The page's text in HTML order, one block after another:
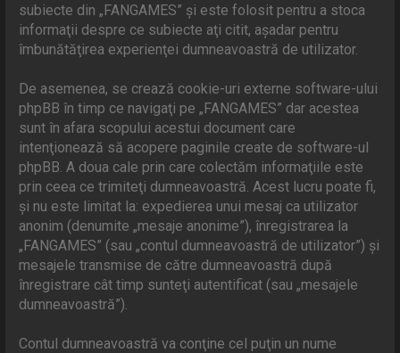
subiecte din „FANGAMES” şi este folosit pentru a stoca
informaţii despre ce subiecte aţi citit, aşadar pentru
îmbunătăţirea experienţei dumneavoastră de utilizator.
De asemenea, se crează cookie-uri externe software-ului
phpBB în timp ce navigaţi pe „FANGAMES” dar acestea
sunt în afara scopului acestui document care
intenţionează să acopere paginile create de software-ul
phpBB. A doua cale prin care colectăm informaţiile este
prin ceea ce trimiteţi dumneavoastră. Acest lucru poate fi,
şi nu este limitat la: expedierea unui mesaj ca utilizator
anonim (denumite „mesaje anonime”), înregistrarea la
„FANGAMES” (sau „contul dumneavoastră de utilizator”) şi
mesajele transmise de către dumneavoastră după
înregistrare cât timp sunteţi autentificat (sau „mesajele
dumneavoastră”).
Contul dumneavoastră va conţine cel puţin un nume